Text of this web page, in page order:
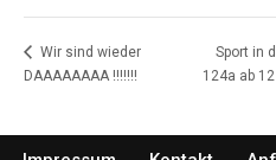
Wir sind wieder
DAAAAAAAA !!!!!!!
Sport in
124a ab